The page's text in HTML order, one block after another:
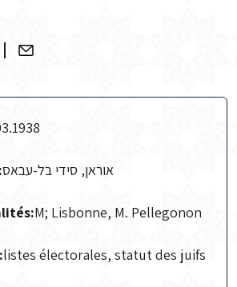
אוראן, סידי בל-עבאס
M; Lisbonne, M. Pellegonon
listes électorales, statut des juifs